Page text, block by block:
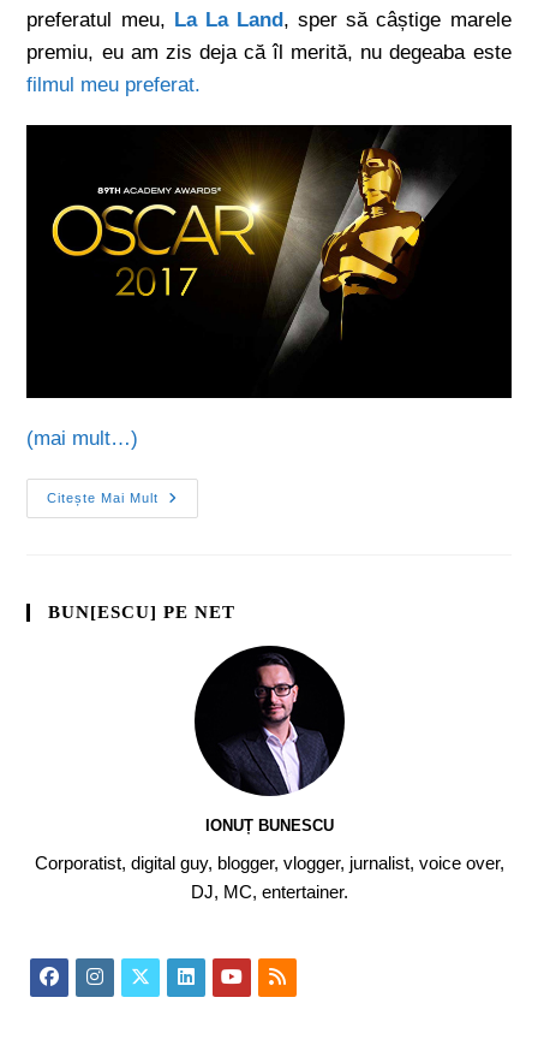
preferatul meu, La La Land, sper să câștige marele
premiu, eu am zis deja că îl merită, nu degeaba este
filmul meu preferat.
(mai mult…)
Citește Mai Mult
BUN[ESCU] PE NET
IONUȚ BUNESCU
Corporatist, digital guy, blogger, vlogger, jurnalist, voice over,
DJ, MC, entertainer.